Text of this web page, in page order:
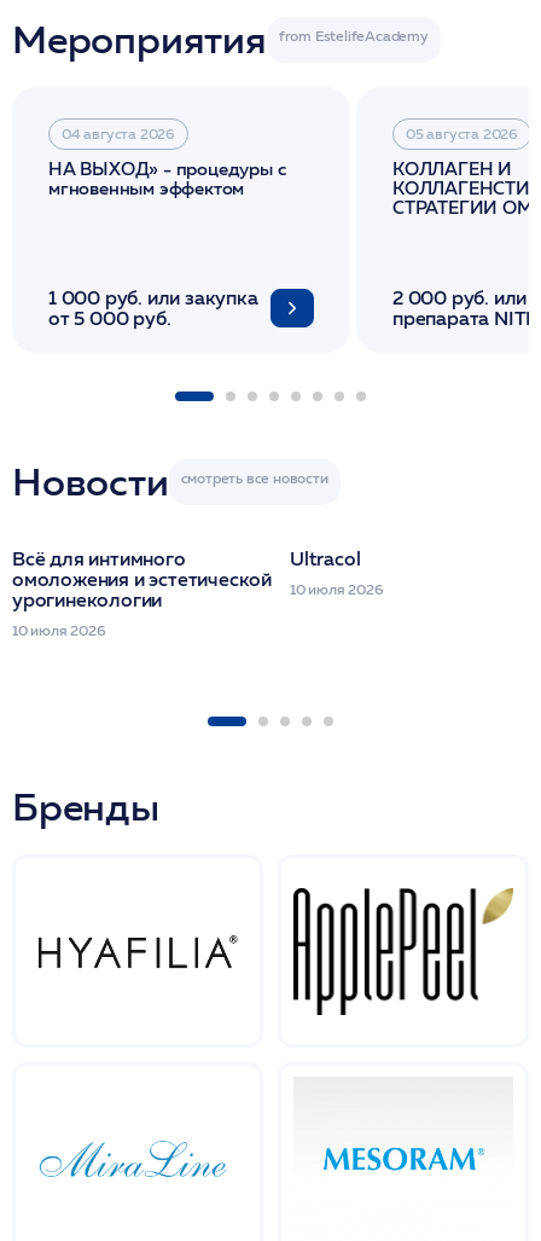
Мероприятия
04 августа 2026
НА ВЫХОД» - процедуры с
мгновенным эффектом
1 000 руб. или закупка
от 5 000 руб.
05 августа 2026
КОЛЛАГЕН И
СТРАТЕГИИ
2 000 руб. или
препарата
Новости
Всё для интимного
омоложения и эстетической
урогинекологии
10 июля 2026
Ultracol
10 июля 2026
Бренды